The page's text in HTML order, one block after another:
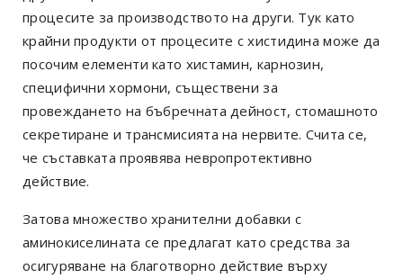
процесите за производството на други. Тук като
крайни продукти от процесите с хистидина може да
посочим елементи като хистамин, карнозин,
специфични хормони, съществени за
провеждането на бъбречната дейност, стомашното
секретиране и трансмисията на нервите. Счита се,
че съставката проявява невропротективно
действие.
Затова множество хранителни добавки с
аминокиселината се предлагат като средства за
осигуряване на благотворно действие върху